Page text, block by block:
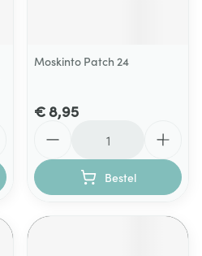
Moskinto Patch 24
€ 8,95
Bestel